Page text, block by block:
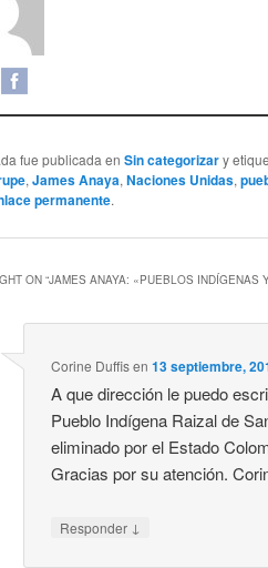
fue publicada en Sin categorizary
,James Anaya,Naciones Unidas,
permanente.
ON “JAMES ANAYA: «PUEBLOS INDÍGENAS
Corine Duffisen13 septiembre,
A que dirección le puedo
Pueblo Indígena Raizal de
eliminado por el Estado
Gracias por su atención.
Responder ↓